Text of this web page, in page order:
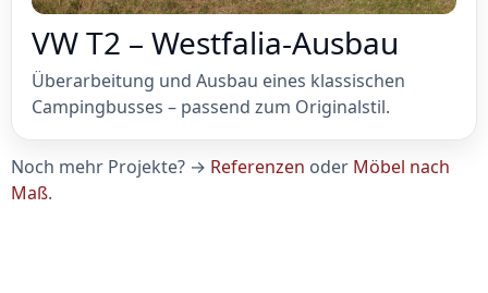
VW T2 – Westfalia-Ausbau
Überarbeitung und Ausbau eines klassischen
Campingbusses – passend zum Originalstil.
Noch mehr Projekte? → Referenzen oder Möbel nach
Maß.